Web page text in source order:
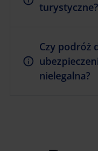
turystyczne?
Czy podróż
nielegalna?